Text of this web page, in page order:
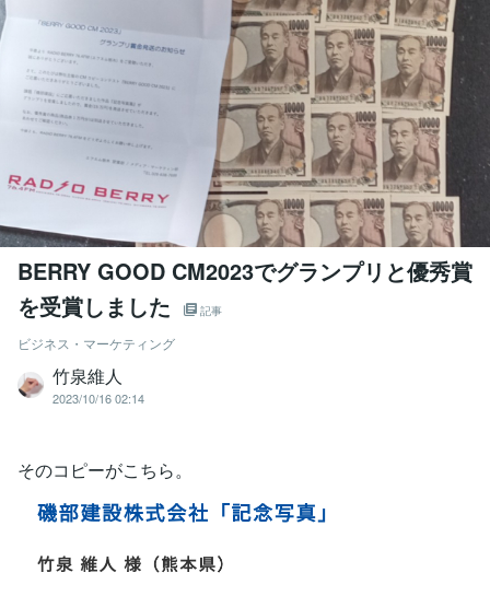
BERRY GOOD CM2023でグランプリと優秀賞
を受賞しました
記事
ビジネス・マーケティング
竹泉維人
2023/10/16 02:14
そのコピーがこちら。